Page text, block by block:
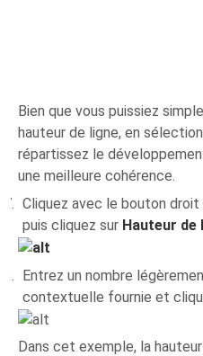
Bien que vous puissiez
hauteur de ligne, en
répartissez le
une meilleure cohérence.
Cliquez avec le bouton
puis cliquez sur Hauteur de
Entrez un nombre
contextuelle fournie et
Dans cet exemple, la